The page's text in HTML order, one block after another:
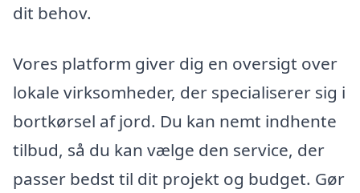
dit behov.
Vores platform giver dig en oversigt over
lokale virksomheder, der specialiserer sig i
bortkørsel af jord. Du kan nemt indhente
tilbud, så du kan vælge den service, der
passer bedst til dit projekt og budget. Gør